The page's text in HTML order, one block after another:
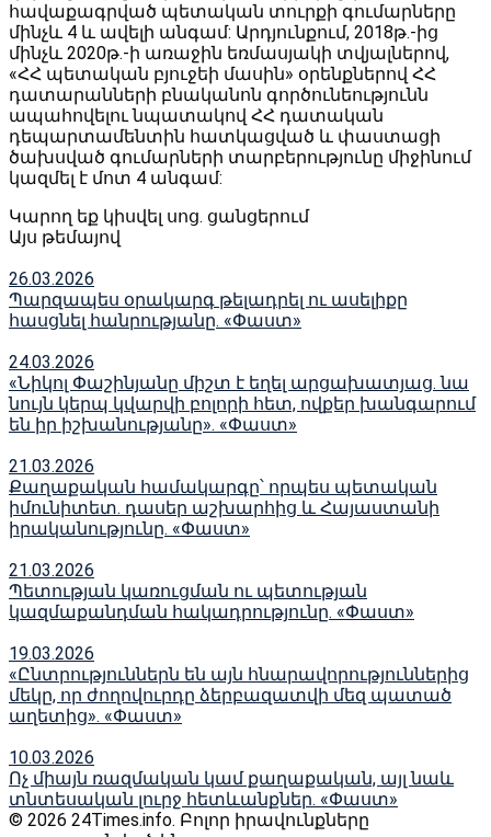
հավաքագրված պետական տուրքի գումարները
մինչև 4 և ավելի անգամ: Արդյունքում, 2018թ.-ից
մինչև 2020թ.-ի առաջին եռմասյակի տվյալներով,
«ՀՀ պետական բյուջեի մասին» օրենքներով ՀՀ
դատարանների բնականոն գործունեությունն
ապահովելու նպատակով ՀՀ դատական
դեպարտամենտին հատկացված և փաստացի
ծախսված գումարների տարբերությունը միջինում
կազմել է մոտ 4 անգամ:
Կարող եք կիսվել սոց․ ցանցերում
Այս թեմայով
26.03.2026
Պարզապես օրակարգ թելադրել ու ասելիքը
հասցնել հանրությանը. «Փաստ»
24.03.2026
«Նիկոլ Փաշինյանը միշտ է եղել արցախատյաց. նա
նույն կերպ կվարվի բոլորի հետ, ովքեր խանգարում
են իր իշխանությանը». «Փաստ»
21.03.2026
Քաղաքական համակարգը՝ որպես պետական
իմունիտետ. դասեր աշխարհից և Հայաստանի
իրականությունը. «Փաստ»
21.03.2026
Պետության կառուցման ու պետության
կազմաքանդման հակադրությունը. «Փաստ»
19.03.2026
«Ընտրություններն են այն հնարավորություններից
մեկը, որ ժողովուրդը ձերբազատվի մեզ պատած
աղետից». «Փաստ»
10.03.2026
Ոչ միայն ռազմական կամ քաղաքական, այլ նաև
տնտեսական լուրջ հետևանքներ. «Փաստ»
© 2026 24Times.info․ Բոլոր իրավունքները